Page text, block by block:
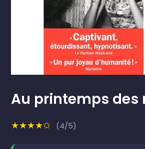
Au printemps des
★★★★✩ (4/5)